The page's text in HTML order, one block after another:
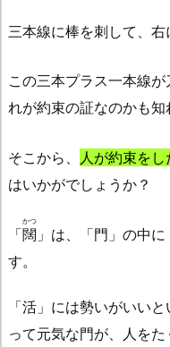
三本線に棒を刺して、右
この三本プラス一本線
れが約束の証なのかも
そこから、 人が約束を
はいかがでしょうか？
「闊
かつ
」は、「門」の中
す。
「活」には勢いがいい
って元気な門が、人を